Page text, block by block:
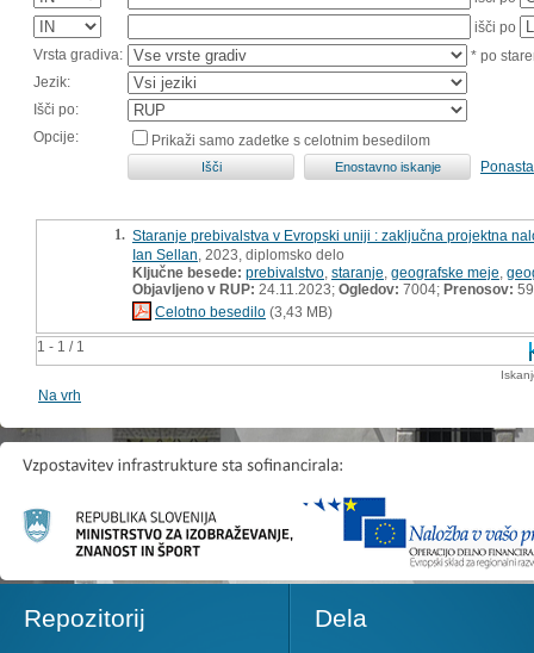
išči po
Vrsta gradiva:
* po
Jezik:
Išči po:
Opcije:
Prikaži samo zadetke s celotnim besedilom
1 - 1 / 1
1. Staranje prebivalstva v Evropski uniji : zaključna projektna
Ian Sellan , 2023, diplomsko delo
Ključne besede: prebivalstvo staranje geografske meje
Objavljeno v RUP: 24.11.2023; Ogledov: 7004; Prenosov: 59
Celotno besedilo (3,43 MB)
Na vrh
Repozitorij Dela